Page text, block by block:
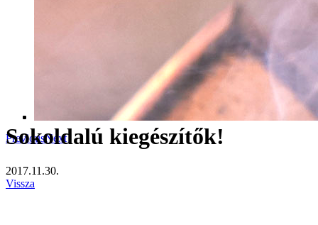
PreviousNext
Sokoldalú kiegészítők!
2017.11.30.
Vissza